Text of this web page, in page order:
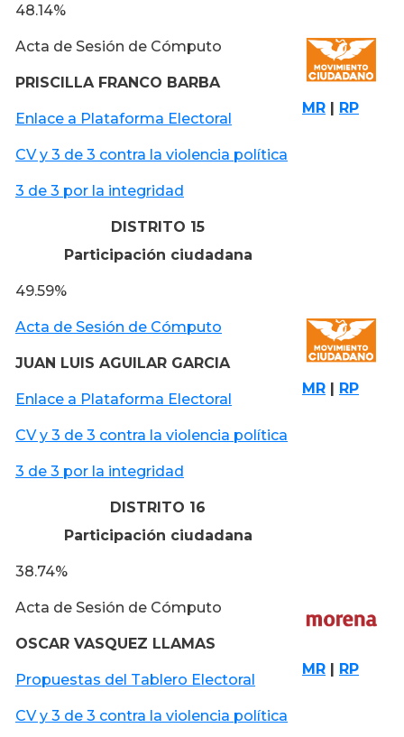
48.14%
Acta de Sesión de Cómputo
PRISCILLA FRANCO BARBA
Enlace a Plataforma Electoral
CV y 3 de 3 contra la violencia política
3 de 3 por la integridad
MR | RP
DISTRITO 15
Participación ciudadana
49.59%
Acta de Sesión de Cómputo
JUAN LUIS AGUILAR GARCIA
Enlace a Plataforma Electoral
CV y 3 de 3 contra la violencia política
3 de 3 por la integridad
MR | RP
DISTRITO 16
Participación ciudadana
38.74%
Acta de Sesión de Cómputo
OSCAR VASQUEZ LLAMAS
Propuestas del Tablero Electoral
CV y 3 de 3 contra la violencia política
MR | RP